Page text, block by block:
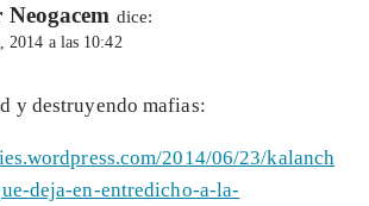
dice:
2014 a las 10:42
y destruyendo mafias:
2014/06/23/kalanch
deja-en-entredicho-a-la-